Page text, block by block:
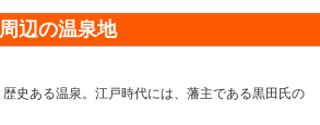
辺の温泉地
史ある温泉。江戸時代には、藩主である黒田氏の